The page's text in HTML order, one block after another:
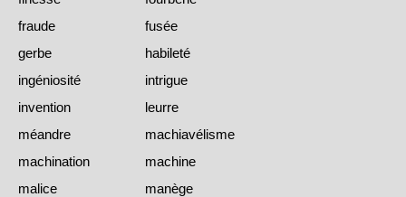
fraude
fusée
gerbe
habileté
ingéniosité
intrigue
invention
leurre
méandre
machiavélisme
machination
machine
malice
manège